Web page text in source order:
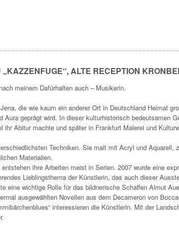
ALTE RECEPTION
meinem Dafürhalten auch – Musikerin.
die wie kaum ein anderer Ort in Deutschland Heimat
geprägt wird. In dieser kulturhistorisch bedeutsamen
Abitur machte und später in Frankfurt Malerei und
Techniken. Sie malt mit Acryl und Aquarell,
Materialien.
ihre Arbeiten meist in Serien. 2007 wurde eine
Lieblingsthema der Künstlerin, das auch dieser
eine wichtige Rolle für das bildnerische Schaffen Almut
ausgewählten Novellen aus dem Decameron von
interessieren die Künstlerin. Mit der